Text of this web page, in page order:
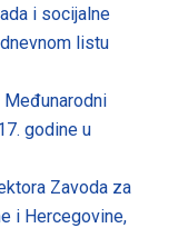
i socijalne
listu
godine u
Zavoda za
i Hercegovine,